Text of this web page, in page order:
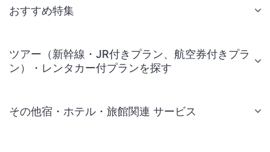
おすすめ特集
ツアー（新幹線・JR付きプラン、航空券付きプラ
ン）・レンタカー付プランを探す
その他宿・ホテル・旅館関連 サービス